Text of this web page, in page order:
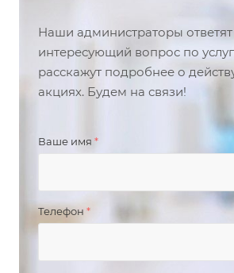
Наши администраторы
интересующий вопрос по
расскажут подробнее о
акциях. Будем на связи!
Ваше имя *
Телефон *